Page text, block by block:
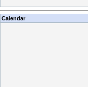
Calendar